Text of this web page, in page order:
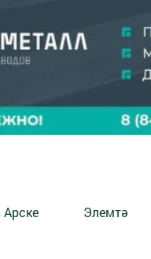
Арске Элемтә